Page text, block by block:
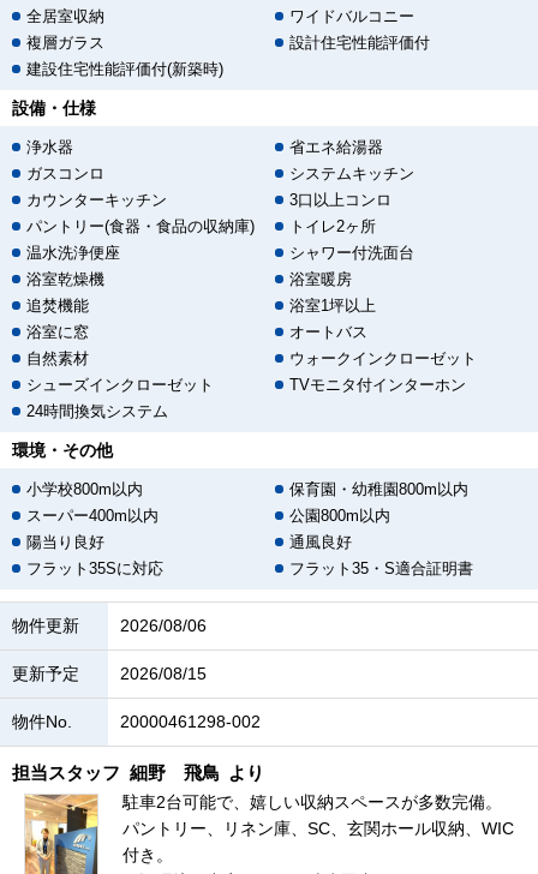
全居室収納
ワイドバルコニー
複層ガラス
設計住宅性能評価付
建設住宅性能評価付(新築時)
設備・仕様
浄水器
省エネ給湯器
ガスコンロ
システムキッチン
カウンターキッチン
3口以上コンロ
パントリー(食器・食品の収納庫)
トイレ2ヶ所
温水洗浄便座
シャワー付洗面台
浴室乾燥機
浴室暖房
追焚機能
浴室1坪以上
浴室に窓
オートバス
自然素材
ウォークインクローゼット
シューズインクローゼット
TVモニタ付インターホン
24時間換気システム
環境・その他
小学校800m以内
保育園・幼稚園800m以内
スーパー400m以内
公園800m以内
陽当り良好
通風良好
フラット35Sに対応
フラット35・S適合証明書
物件更新 2026/08/06
更新予定 2026/08/15
物件No. 20000461298-002
担当スタッフ 細野 飛鳥 より
駐車2台可能で、嬉しい収納スペースが多数完備。
パントリー、リネン庫、SC、玄関ホール収納、WIC
付き。